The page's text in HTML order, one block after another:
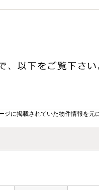
に掲載されていた物件情報を元